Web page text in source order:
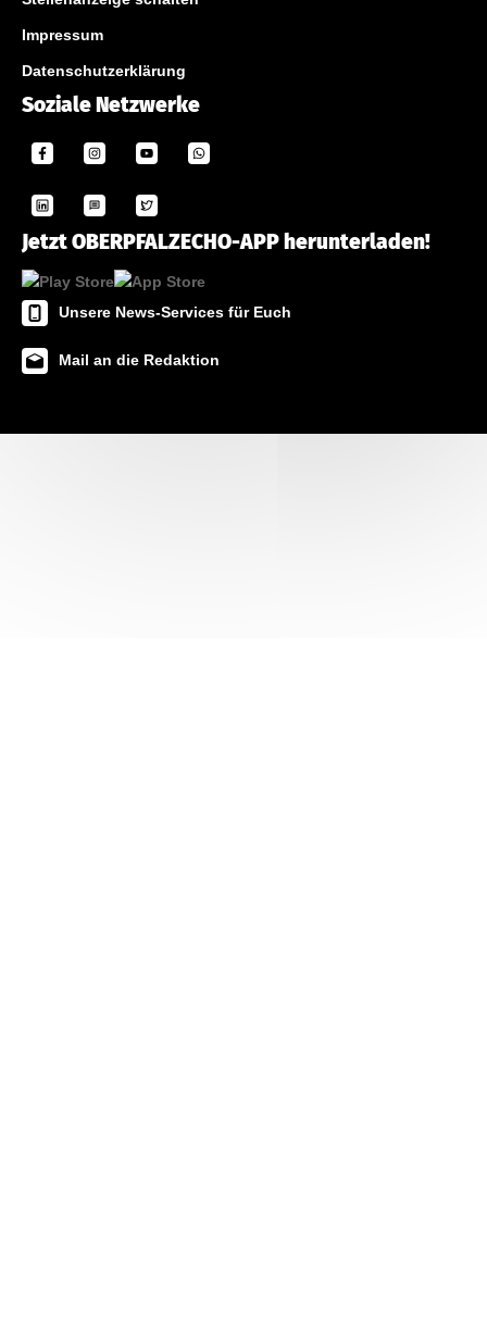
Impressum
Datenschutzerklärung
Soziale Netzwerke
Jetzt OBERPFALZECHO-APP herunterladen!
Unsere News-Services für Euch
Mail an die Redaktion